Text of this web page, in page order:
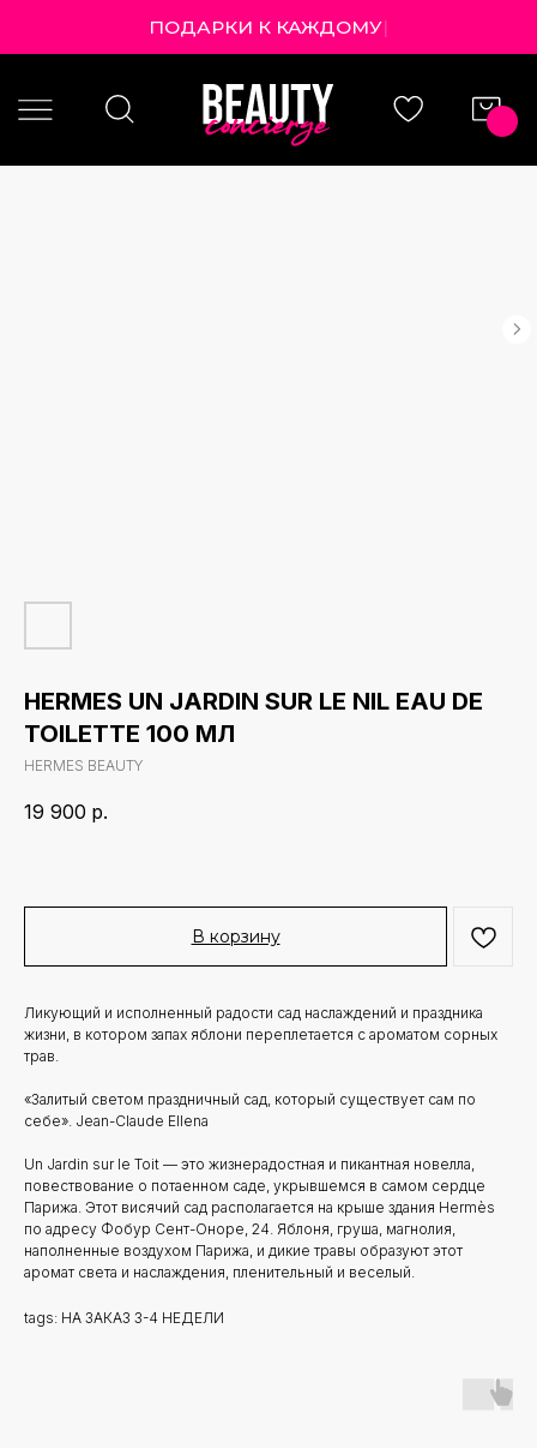
ПОДАРКИ К КАЖ|
HERMES UN JARDIN SUR LE NIL EAU DE
TOILETTE 100 МЛ
HERMES BEAUTY
19 900 р.
В корзину
Ликующий и исполненный радости сад наслаждений и праздника
жизни, в котором запах яблони переплетается с ароматом сорных
трав.
«Залитый светом праздничный сад, который существует сам по
себе». Jean-Claude Ellena
Un Jardin sur le Toit — это жизнерадостная и пикантная новелла,
повествование о потаенном саде, укрывшемся в самом сердце
Парижа. Этот висячий сад располагается на крыше здания Hermès
по адресу Фобур Сент-Оноре, 24. Яблоня, груша, магнолия,
наполненные воздухом Парижа, и дикие травы образуют этот
аромат света и наслаждения, пленительный и веселый.
tags: НА ЗАКАЗ 3-4 НЕДЕЛИ